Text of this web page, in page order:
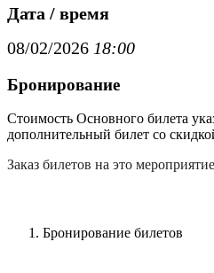
Дата / время
08/02/2026 18:00
Бронирование
Стоимость Основного билета
дополнительный билет со
Заказ билетов на это
Бронирование билетов